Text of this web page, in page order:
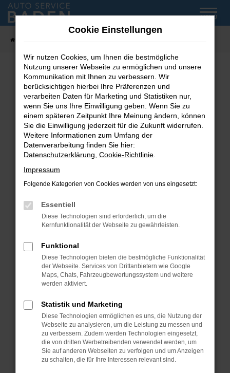
Zum
Hauptinhalt
MENÜ
Fehler: Network Error
Beim Laden ist ein Fehler aufgetreten.
Hier sind ein paar Tipps, die dir helfen können:
Überprüfe deine Firewall und deine
Internetverbindung.
Laden andere Webseiten, zum Beispiel deine
Suchmaschine?
Prüfe deine Browsererweiterungen.
können das Laden bestimmter Seiten
verhindern. Funktioniert die Seite in einem
Fenster?
Starte dein Gerät neu.
Das kann manchmal helfen, vorübergehende
Probleme zu beheben.
Betriebssystem auf dem neuesten Stand
sind.
Veraltete Software birgt nicht nur ein
Sicherheitsrisiko, sondern kann auch dazu
führen, dass bestimmte Funktionen nicht mehr
unterstützt werden.
Cookie Einstellungen
Wir nutzen Cookies, um Ihnen die bestmögliche
Nutzung unserer Webseite zu ermöglichen und unsere
Kommunikation mit Ihnen zu verbessern. Wir
berücksichtigen hierbei Ihre Präferenzen und
verarbeiten Daten für Marketing und Statistiken nur,
wenn Sie uns Ihre Einwilligung geben. Wenn Sie zu
einem späteren Zeitpunkt Ihre Meinung ändern, können
Sie die Einwilligung jederzeit für die Zukunft widerrufen.
Weitere Informationen zum Umfang der
Datenverarbeitung finden Sie hier:
Datenschutzerklärung Cookie-Richtlinie
Impressum
Folgende Kategorien von Cookies werden von uns eingesetzt:
Essentiell
Diese Technologien sind erforderlich, um die
Kernfunktionalität der Webseite zu gewährleisten.
Funktional
Diese Technologien bieten die bestmögliche Funktionalität
der Webseite. Services von Drittanbietern wie Google
Maps, Chats, Fahrzeugbewertungssystem und weitere
werden aktiviert.
Statistik und Marketing
Diese Technologien ermöglichen es uns, die Nutzung der
Webseite zu analysieren, um die Leistung zu messen und
zu verbessern. Zudem werden Technologien eingesetzt,
die von dritten Werbetreibenden verwendet werden, um
Sie auf anderen Webseiten zu verfolgen und um Anzeigen
zu schalten, die für Ihre Interessen relevant sind.